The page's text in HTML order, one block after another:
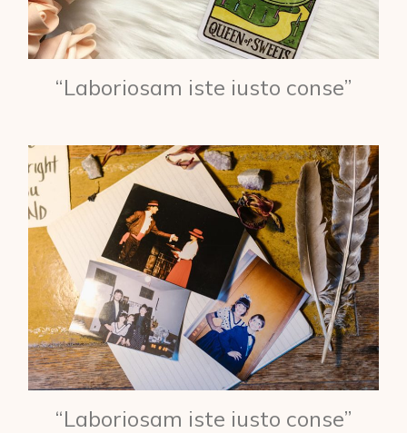
“Laboriosam iste iusto conse”
“Laboriosam iste iusto conse”